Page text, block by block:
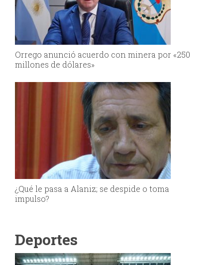
Orrego anunció acuerdo con minera por «250
millones de dólares»
¿Qué le pasa a Alaniz; se despide o toma
impulso?
Deportes